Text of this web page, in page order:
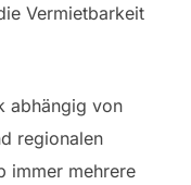
Vermietbarkeit
abhängig von
regionalen
immer mehrere